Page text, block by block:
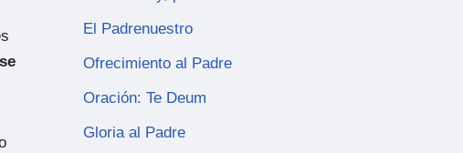
El Padrenuestro
Ofrecimiento al Padre
Oración: Te Deum
Gloria al Padre